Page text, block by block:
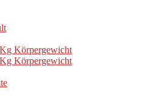
Körpergewicht
Körpergewicht